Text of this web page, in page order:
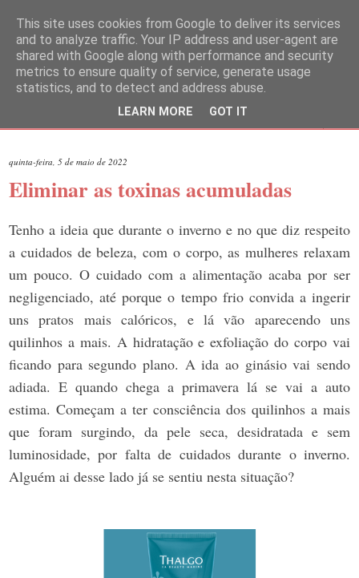
quinta-feira, 5 de maio de 2022
Eliminar as toxinas acumuladas
Tenho a ideia que durante o inverno e no que diz respeito
a cuidados de beleza, com o corpo, as mulheres relaxam
um pouco. O cuidado com a alimentação acaba por ser
negligenciado, até porque o tempo frio convida a ingerir
uns pratos mais calóricos, e lá vão aparecendo uns
quilinhos a mais. A hidratação e exfoliação do corpo vai
ficando para segundo plano. A ida ao ginásio vai sendo
adiada. E quando chega a primavera lá se vai a auto
estima. Começam a ter consciência dos quilinhos a mais
que foram surgindo, da pele seca, desidratada e sem
luminosidade, por falta de cuidados durante o inverno.
Alguém ai desse lado já se sentiu nesta situação?
This site uses cookies from Google to deliver its services
and to analyze traffic. Your IP address and user-agent are
shared with Google along with performance and security
metrics to ensure quality of service, generate usage
statistics, and to detect and address abuse.
LEARN MORE GOT IT